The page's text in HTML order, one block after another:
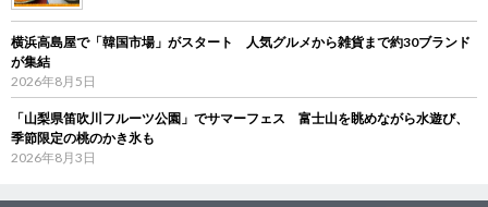
横浜高島屋で「韓国市場」がスタート 人気グルメから雑貨まで約30ブランド
が集結
2026年8月5日
「山梨県笛吹川フルーツ公園」でサマーフェス 富士山を眺めながら水遊び、
季節限定の桃のかき氷も
2026年8月3日